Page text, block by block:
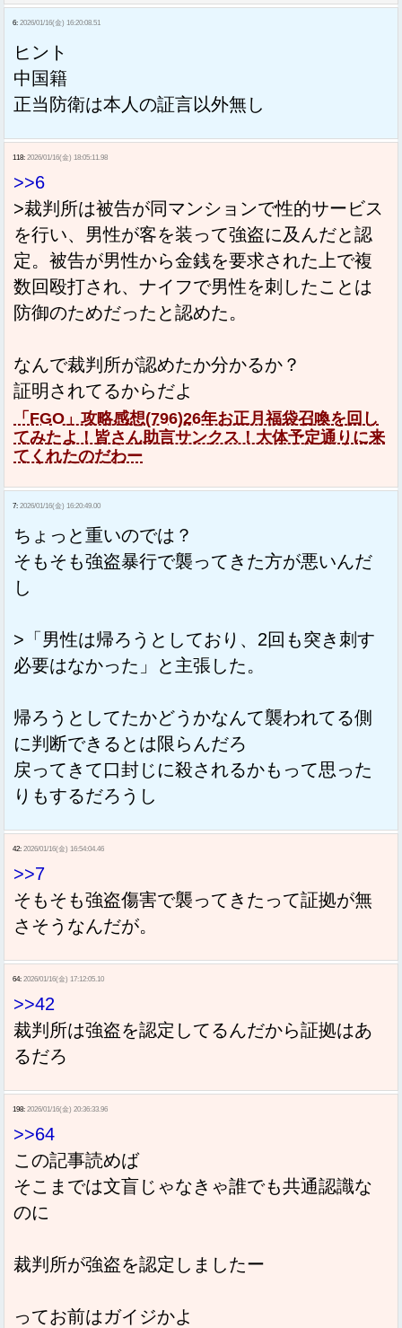
6: 2026/01/16(金) 16:20:08.51
ヒント
中国籍
正当防衛は本人の証言以外無し
118: 2026/01/16(金) 18:05:11.98
>>6
>裁判所は被告が同マンションで性的サービス
を行い、男性が客を装って強盗に及んだと認
定。被告が男性から金銭を要求された上で複
数回殴打され、ナイフで男性を刺したことは
防御のためだったと認めた。
なんで裁判所が認めたか分かるか？
証明されてるからだよ
「FGO」攻略感想(796)26年お正月福袋召喚を回し
てみたよ！皆さん助言サンクス！大体予定通りに来
てくれたのだわー
7: 2026/01/16(金) 16:20:49.00
ちょっと重いのでは？
そもそも強盗暴行で襲ってきた方が悪いんだ
し
>「男性は帰ろうとしており、2回も突き刺す
必要はなかった」と主張した。
帰ろうとしてたかどうかなんて襲われてる側
に判断できるとは限らんだろ
戻ってきて口封じに殺されるかもって思った
りもするだろうし
42: 2026/01/16(金) 16:54:04.46
>>7
そもそも強盗傷害で襲ってきたって証拠が無
さそうなんだが。
64: 2026/01/16(金) 17:12:05.10
>>42
裁判所は強盗を認定してるんだから証拠はあ
るだろ
198: 2026/01/16(金) 20:36:33.96
>>64
この記事読めば
そこまでは文盲じゃなきゃ誰でも共通認識な
のに
裁判所が強盗を認定しましたー
ってお前はガイジかよ